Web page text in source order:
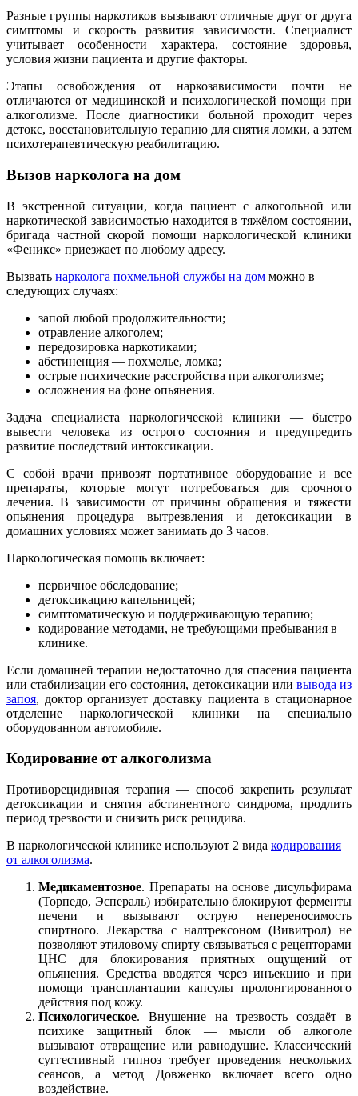
Разные группы наркотиков вызывают отличные друг от друга
симптомы и скорость развития зависимости. Специалист
учитывает особенности характера, состояние здоровья,
условия жизни пациента и другие факторы.
Этапы освобождения от наркозависимости почти не
отличаются от медицинской и психологической помощи при
алкоголизме. После диагностики больной проходит через
детокс, восстановительную терапию для снятия ломки, а затем
психотерапевтическую реабилитацию.
Вызов нарколога на дом
В экстренной ситуации, когда пациент с алкогольной или
наркотической зависимостью находится в тяжёлом состоянии,
бригада частной скорой помощи наркологической клиники
«Феникс» приезжает по любому адресу.
Вызвать нарколога похмельной службы на дом можно в
следующих случаях:
запой любой продолжительности;
отравление алкоголем;
передозировка наркотиками;
абстиненция — похмелье, ломка;
острые психические расстройства при алкоголизме;
осложнения на фоне опьянения.
Задача специалиста наркологической клиники — быстро
вывести человека из острого состояния и предупредить
развитие последствий интоксикации.
С собой врачи привозят портативное оборудование и все
препараты, которые могут потребоваться для срочного
лечения. В зависимости от причины обращения и тяжести
опьянения процедура вытрезвления и детоксикации в
домашних условиях может занимать до 3 часов.
Наркологическая помощь включает:
первичное обследование;
детоксикацию капельницей;
симптоматическую и поддерживающую терапию;
кодирование методами, не требующими пребывания в
клинике.
Если домашней терапии недостаточно для спасения пациента
или стабилизации его состояния, детоксикации или вывода из
запоя, доктор организует доставку пациента в стационарное
отделение наркологической клиники на специально
оборудованном автомобиле.
Кодирование от алкоголизма
Противорецидивная терапия — способ закрепить результат
детоксикации и снятия абстинентного синдрома, продлить
период трезвости и снизить риск рецидива.
В наркологической клинике используют 2 вида кодирования
от алкоголизма.
Медикаментозное. Препараты на основе дисульфирама
(Торпедо, Эспераль) избирательно блокируют ферменты
печени и вызывают острую непереносимость
спиртного. Лекарства с налтрексоном (Вивитрол) не
позволяют этиловому спирту связываться с рецепторами
ЦНС для блокирования приятных ощущений от
опьянения. Средства вводятся через инъекцию и при
помощи трансплантации капсулы пролонгированного
действия под кожу.
Психологическое. Внушение на трезвость создаёт в
психике защитный блок — мысли об алкоголе
вызывают отвращение или равнодушие. Классический
суггестивный гипноз требует проведения нескольких
сеансов, а метод Довженко включает всего одно
воздействие.